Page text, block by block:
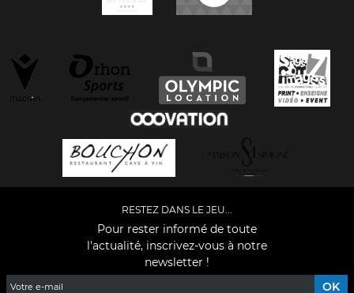
RESTEZ DANS LE JEU...
Pour rester informé de toute
l'actualité, inscrivez-vous à notre
newsletter !